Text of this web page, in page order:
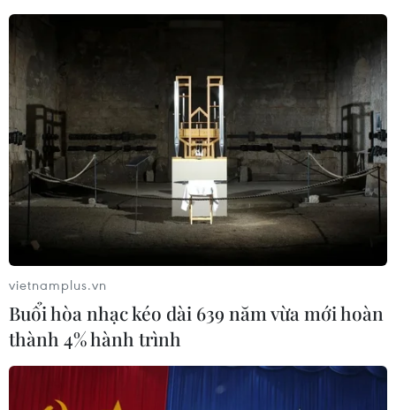
Cao điểm "100 ngày chuyển đổi số":
Chuyển động từ cơ sở
06/08/2026 09:48
Israel và Việt Nam hợp tác trong
ngành bán dẫn và công nghệ cao
06/08/2026 09:40
Meta tung công cụ AI lập trình tự
động cho nhà phát triển
06/08/2026 06:40
vietnamplus.vn
Buổi hòa nhạc kéo dài 639 năm vừa mới hoàn
thành 4% hành trình